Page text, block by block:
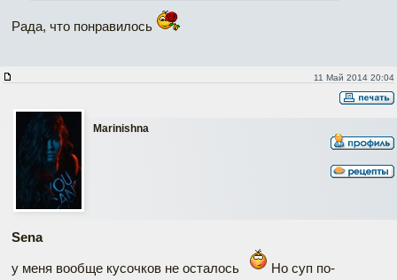
Рада, что понравилось
11 Май 2014 20:04
Marinishna
Sena
у меня вообще кусочков не осталось
Но суп по-